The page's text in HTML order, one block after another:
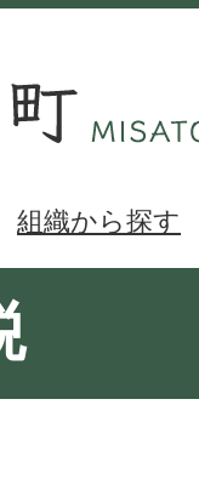
組織から探す